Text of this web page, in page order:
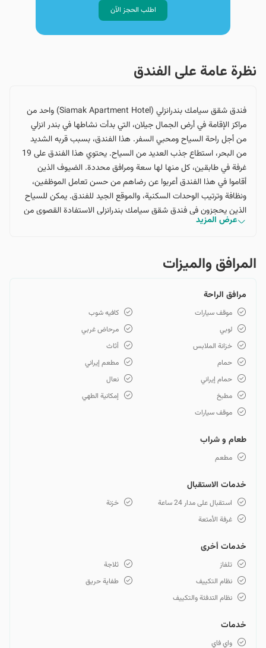
اطلب الحجز الآن
نظرة عامة على الفندق
فندق شقق سيامك بندرانزلي (Siamak Apartment Hotel) واحد من
مراكز الإقامة في أرض الجمال جيلان، التي بدأت نشاطها في بندر انزلي
من أجل راحة السياح ومحبي السفر. هذا الفندق، بسبب قربه الشديد
من البحر، استطاع جذب العديد من السياح. يحتوي هذا الفندق على 19
غرفة في طابقين، كل منها لها سعة ومرافق محددة. الضيوف الذين
أقاموا في هذا الفندق أعربوا عن رضاهم من حسن تعامل الموظفين،
ونظافة وترتيب الوحدات السكنية، والموقع الجيد للفندق. يمكن للسياح
الذين يحجزون في فندق شقق سيامك بندرانزلي الاستفادة القصوى من
المرافق والتجهيزات عالية الجودة في هذا المجمع، والإطلالة الجميلة
والجو المريح للفندق. يبعد فندق شقق سيامك بندرانزلي عن المعالم
عرض المزيد
المرافق والمیزات
مرافق الراحة
موقف سيارات
كافيه شوب
لوبي
مرحاض غربي
خزانة الملابس
أثاث
حمام
مطعم إيراني
حمام إيراني
نعال
مطبخ
إمكانية الطهي
موقف سيارات
طعام و شراب
مطعم
خدمات الاستقبال
استقبال على مدار 24 ساعة
خزنة
غرفة الأمتعة
خدمات أخرى
تلفاز
ثلاجة
نظام التكييف
طفاية حريق
نظام التدفئة والتكييف
خدمات
واي فاي